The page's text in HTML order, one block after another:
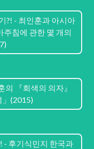
?! - 최인훈과 아시아
주침에 관한 몇 개의
의 『회색의 의자』
」(2015)
- 후기식민지 한국과